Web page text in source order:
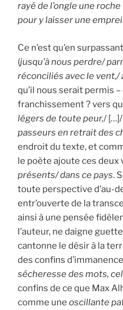
rayé de l’ongle une
pour y laisser une
Ce n’est qu’en
(jusqu’à nous perdre/
réconciliés avec le vent,/
qu’il nous serait permis
franchissement ? vers
légers de toute peur,/ […]/
passeurs en retrait des
endroit du texte, et
le poète ajoute ces deux
présents/ dans ce pays.
toute perspective d’au-
entr’ouverte de la
ainsi à une pensée
l’auteur, ne daigne
cantonne le désir à la
des confins
sécheresse des mots,
confins de ce que Max
comme une oscillante